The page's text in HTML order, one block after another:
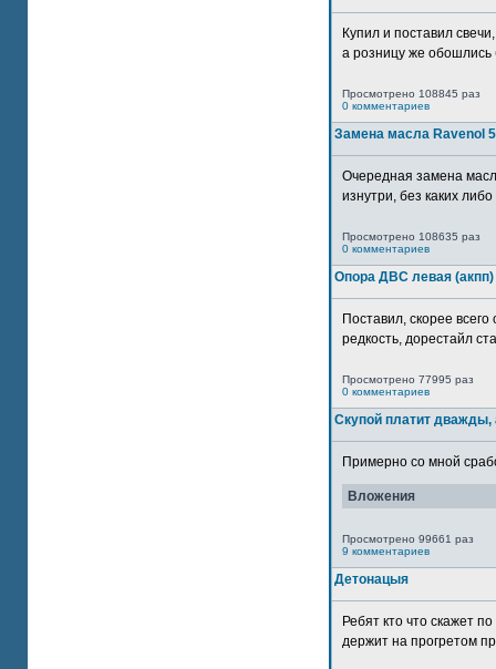
Купил и поставил
а розницу же обошлись
Просмотрено 108845 раз
0 комментариев
Замена масла Ravenol
Очередная замена
изнутри, без каких
Просмотрено 108635 раз
0 комментариев
Опора ДВС левая (акпп)
Поставил, скорее
редкость, дорестайл
Просмотрено 77995 раз
0 комментариев
Скупой платит
Примерно со мной
Вложения
Просмотрено 99661 раз
9 комментариев
Детонацыя
Ребят кто что скажет
держит на прогретом